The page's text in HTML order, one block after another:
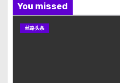
You missed
丝路头条